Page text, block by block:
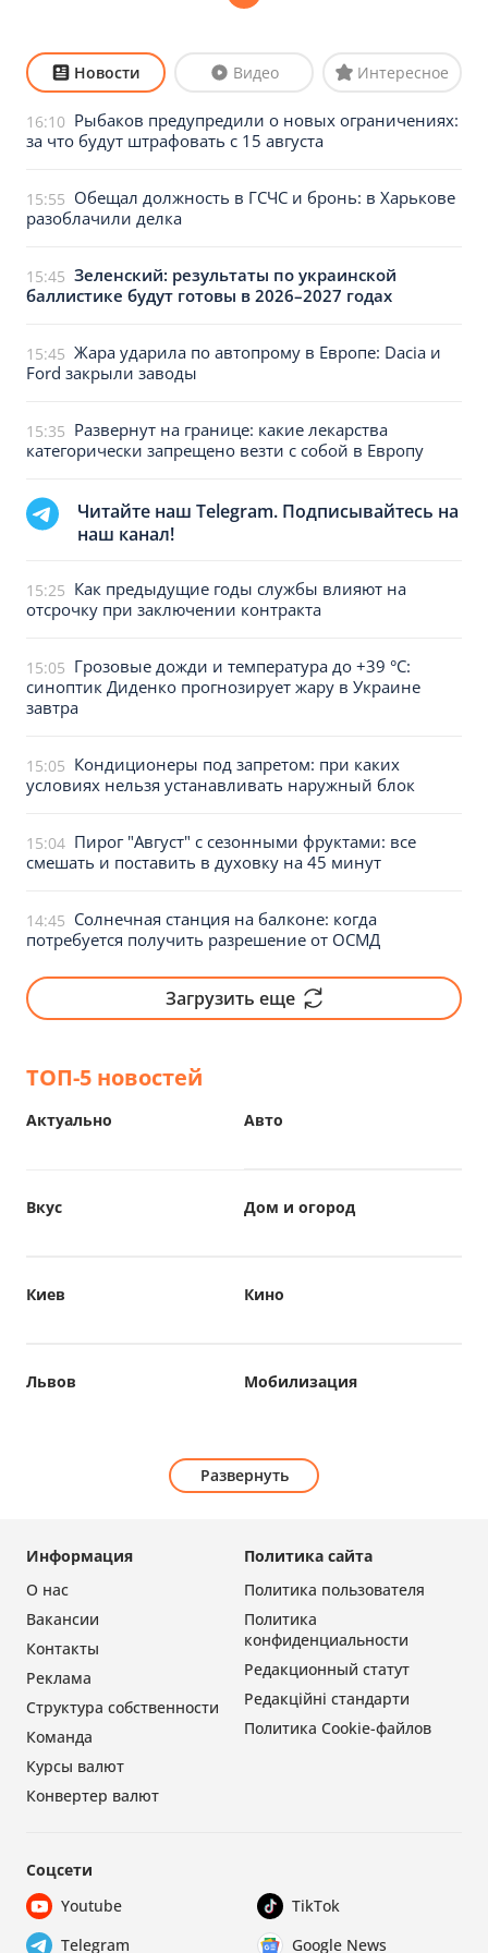
Новости Видео Интересное
16:10 Рыбаков предупредили о новых ограничениях:
за что будут штрафовать с 15 августа
15:55 Обещал должность в ГСЧС и бронь: в Харькове
разоблачили делка
15:45 Зеленский: результаты по украинской
баллистике будут готовы в 2026–2027 годах
15:45 Жара ударила по автопрому в Европе: Dacia и
Ford закрыли заводы
15:35 Развернут на границе: какие лекарства
категорически запрещено везти с собой в Европу
Читайте наш Telegram. Подписывайтесь на
наш канал!
15:25 Как предыдущие годы службы влияют на
отсрочку при заключении контракта
15:05 Грозовые дожди и температура до +39 °С:
синоптик Диденко прогнозирует жару в Украине
завтра
15:05 Кондиционеры под запретом: при каких
условиях нельзя устанавливать наружный блок
15:04 Пирог "Август" с сезонными фруктами: все
смешать и поставить в духовку на 45 минут
14:45 Солнечная станция на балконе: когда
потребуется получить разрешение от ОСМД
Загрузить еще
ТОП-5 новостей
Авто
Актуально
Вкус Дом и огород
Киев Кино
Львов Мобилизация
Развернуть
Политика сайта
Политика пользователя
Политика
конфиденциальности
Редакционный статут
Редакційні стандарти
Политика Cookie-файлов
Информация
О нас
Вакансии
Контакты
Реклама
Структура собственности
Команда
Курсы валют
Конвертер валют
Соцсети
Youtube
TikTok
Telegram
Google News